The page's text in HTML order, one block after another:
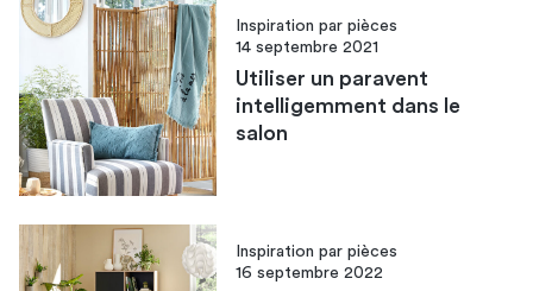
Inspiration par pièces
14 septembre 2021
Utiliser un paravent
intelligemment dans le
salon
Inspiration par pièces
16 septembre 2022